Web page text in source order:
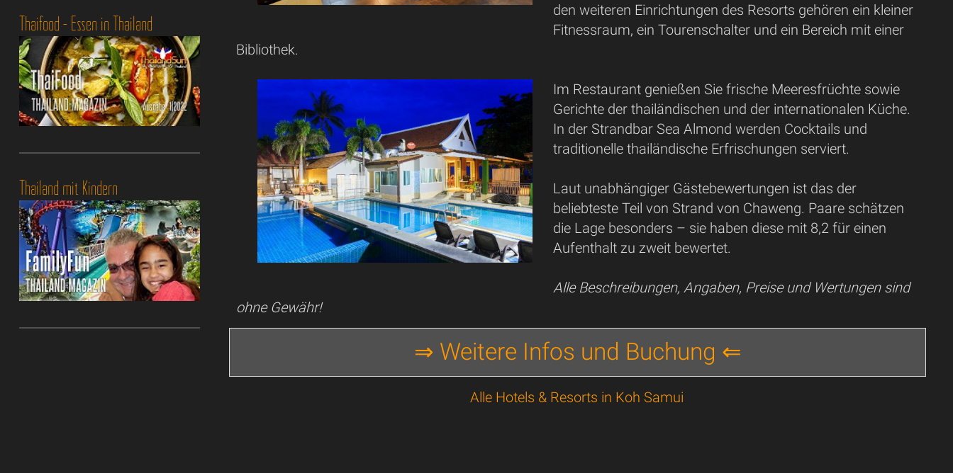
den weiteren Einrichtungen des Resorts gehören ein kleiner
Fitnessraum, ein Tourenschalter und ein Bereich mit einer
Bibliothek.
Im Restaurant genießen Sie frische Meeresfrüchte sowie
Gerichte der thailändischen und der internationalen Küche.
In der Strandbar Sea Almond werden Cocktails und
traditionelle thailändische Erfrischungen serviert.
Laut unabhängiger Gästebewertungen ist das der
beliebteste Teil von Strand von Chaweng. Paare schätzen
die Lage besonders – sie haben diese mit 8,2 für einen
Aufenthalt zu zweit bewertet.
Alle Beschreibungen, Angaben, Preise und Wertungen sind
ohne Gewähr!
⇒ Weitere Infos und Buchung ⇐
Alle Hotels & Resorts in Koh Samui
Thaifood - Essen in Thailand
Thailand mit Kindern